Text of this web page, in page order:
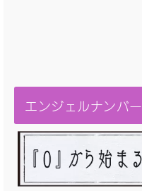
エンジェルナンバー